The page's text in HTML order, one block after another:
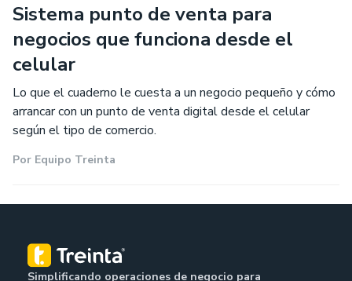
Sistema punto de venta para
negocios que funciona desde el
celular
Lo que el cuaderno le cuesta a un negocio pequeño y cómo
arrancar con un punto de venta digital desde el celular
según el tipo de comercio.
Por Equipo Treinta
Simplificando operaciones de negocio para